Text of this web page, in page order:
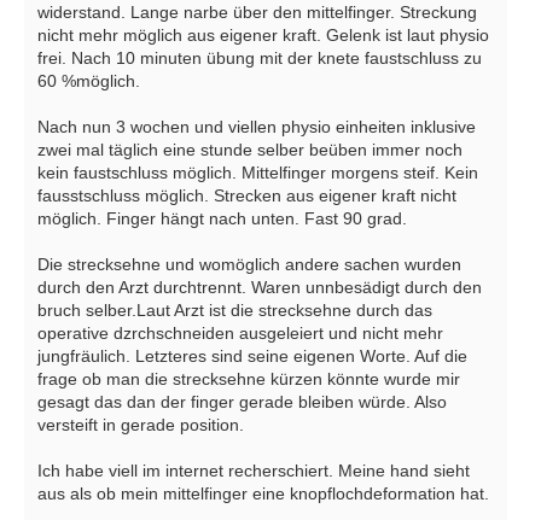
widerstand. Lange narbe über den mittelfinger. Streckung
nicht mehr möglich aus eigener kraft. Gelenk ist laut physio
frei. Nach 10 minuten übung mit der knete faustschluss zu
60 %möglich.
Nach nun 3 wochen und viellen physio einheiten inklusive
zwei mal täglich eine stunde selber beüben immer noch
kein faustschluss möglich. Mittelfinger morgens steif. Kein
fausstschluss möglich. Strecken aus eigener kraft nicht
möglich. Finger hängt nach unten. Fast 90 grad.
Die strecksehne und womöglich andere sachen wurden
durch den Arzt durchtrennt. Waren unnbesädigt durch den
bruch selber.Laut Arzt ist die strecksehne durch das
operative dzrchschneiden ausgeleiert und nicht mehr
jungfräulich. Letzteres sind seine eigenen Worte. Auf die
frage ob man die strecksehne kürzen könnte wurde mir
gesagt das dan der finger gerade bleiben würde. Also
versteift in gerade position.
Ich habe viell im internet recherschiert. Meine hand sieht
aus als ob mein mittelfinger eine knopflochdeformation hat.